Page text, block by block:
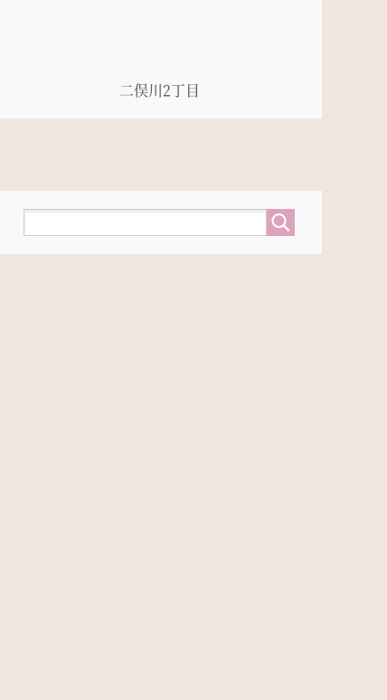
二俣川2丁目